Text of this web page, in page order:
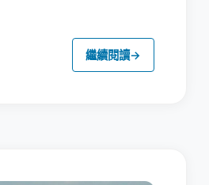
繼續閱讀→